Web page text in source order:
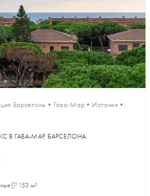
Барселоны • Гава-Мар • Испания •
В ГАВА-МАР, БАРСЕЛОНА
153 м²